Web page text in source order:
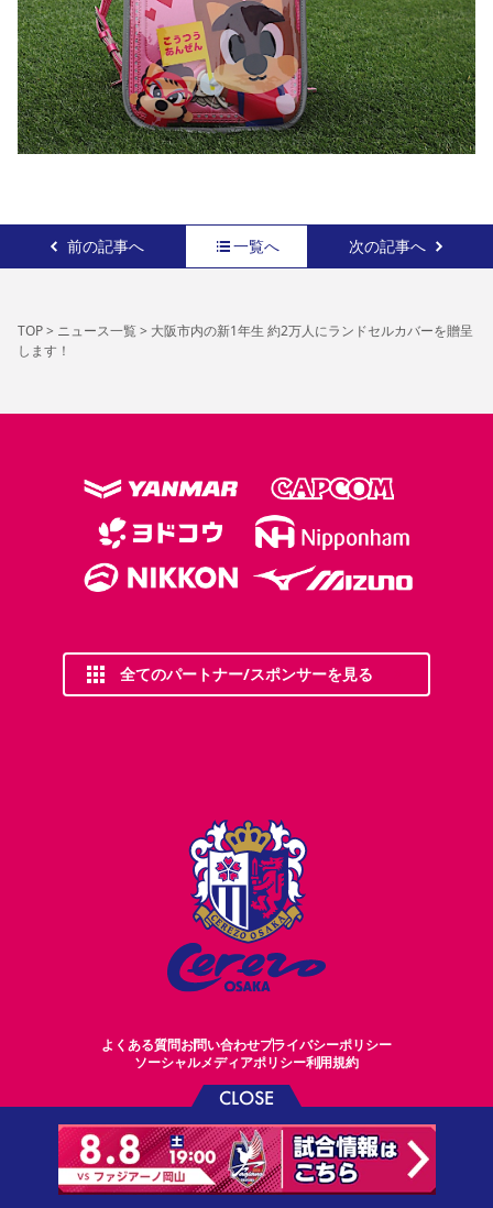
CLOSE
前の記事へ 一覧へ 次の記事へ
TOP> ニュース一覧> 大阪市内の新1年生 約2万人にランドセルカバーを贈呈
します！
全てのパートナー/スポンサーを見る
よくある質問お問い合わせプライバシーポリシー
ソーシャルメディアポリシー利用規約
©CEREZO OSAKA CO.,LTD.